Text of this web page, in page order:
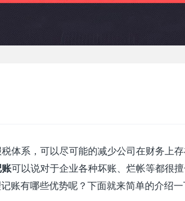
体系，可以尽可能的减少公司在财务上存
账可以说对于企业各种坏账、烂帐等都很
账有哪些优势呢？下面就来简单的介绍一